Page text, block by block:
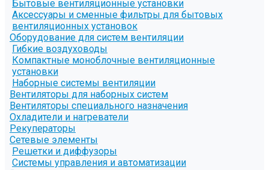
Бытовые вентиляционные установки
Аксессуары и сменные фильтры для бытовых
вентиляционных установок
Оборудование для систем вентиляции
Гибкие воздуховоды
Компактные моноблочные вентиляционные
установки
Наборные системы вентиляции
Вентиляторы для наборных систем
Вентиляторы специального назначения
Охладители и нагреватели
Рекуператоры
Сетевые элементы
Решетки и диффузоры
Системы управления и автоматизации